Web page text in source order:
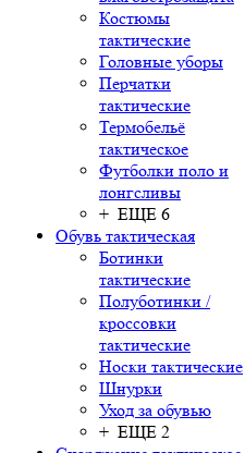
Костюмы
тактические
Головные уборы
Перчатки
тактические
Термобельё
тактическое
Футболки поло и
лонгсливы
+ ЕЩЕ 6
Обувь тактическая
Ботинки
тактические
Полуботинки /
кроссовки
тактические
Носки тактические
Шнурки
Уход за обувью
+ ЕЩЕ 2